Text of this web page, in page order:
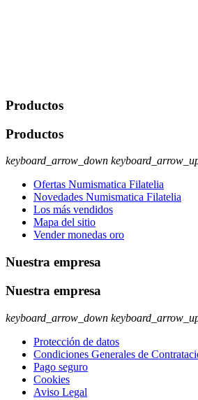
Productos
Productos
keyboard_arrow_down
Ofertas Numismatica Filatelia
Novedades Numismatica Filatelia
Los más vendidos
Mapa del sitio
Vender monedas oro
Nuestra empresa
Nuestra empresa
keyboard_arrow_down
Protección de datos
Condiciones Generales de
Pago seguro
Cookies
Aviso Legal